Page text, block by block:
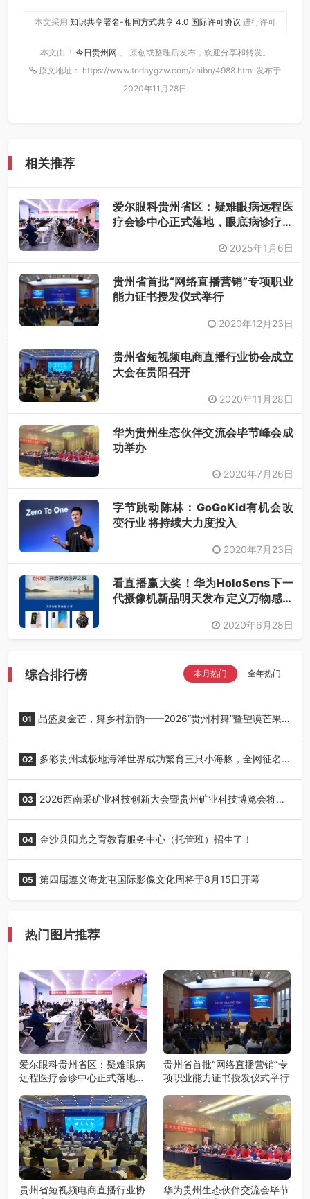
本文采用 知识共享署名-相同方式共享 4.0 国际许可协议 进行许可
本文由「 今日贵州网 」 原创或整理后发布，欢迎分享和转发。
原文地址： https://www.todaygzw.com/zhibo/4988.html 发布于
2020年11月28日
相关推荐
爱尔眼科贵州省区：疑难眼病远程医
疗会诊中心正式落地，眼底病诊疗技
2025年1月6日
贵州省首批“网络直播营销”专项职业
能力证书授发仪式举行
2020年12月23日
贵州省短视频电商直播行业协会成立
大会在贵阳召开
2020年11月28日
华为贵州生态伙伴交流会毕节峰会成
功举办
2020年7月26日
字节跳动陈林：GoGoKid有机会改
变行业 将持续大力度投入
2020年7月23日
看直播赢大奖！华为HoloSens下一
代摄像机新品明天发布 定义万物感知
2020年6月28日
综合排行榜 本月热门 全年热门
01 品盛夏金芒，舞乡村新韵——2026“贵州村舞”暨望谟芒果
02 多彩贵州城极地海洋世界成功繁育三只小海豚，全网征名
03 2026西南采矿业科技创新大会暨贵州矿业科技博览会将在
04 金沙县阳光之育教育服务中心（托管班）招生了！
05 第四届遵义海龙屯国际影像文化周将于8月15日开幕
热门图片推荐
爱尔眼科贵州省区：疑难眼病
远程医疗会诊中心正式落地，
航
贵州省首批“网络直播营销”专
项职业能力证书授发仪式举行
贵州省短视频电商直播行业协
华为贵州生态伙伴交流会毕节